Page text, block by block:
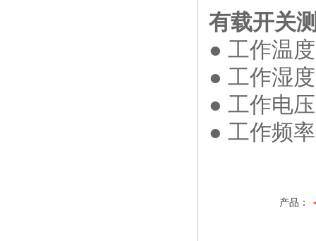
有载开关
● 工作温
● 工作湿
● 工作电
● 工作频
产品：